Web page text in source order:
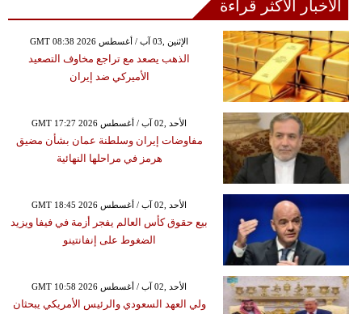
الأخبار الأكثر قراءة
GMT 08:38 2026 الإثنين ,03 آب / أغسطس
الذهب يصعد مع تراجع مخاوف التصعيد
الأميركي ضد إيران
GMT 17:27 2026 الأحد ,02 آب / أغسطس
مفاوضات إيران وسلطنة عمان بشأن مضيق
هرمز في مراحلها النهائية
GMT 18:45 2026 الأحد ,02 آب / أغسطس
بيع حقوق كأس العالم يفجر أزمة في فيفا ويزيد
الضغوط على إنفانتينو
GMT 10:58 2026 الأحد ,02 آب / أغسطس
ولي العهد السعودي والرئيس الأمريكي يبحثان